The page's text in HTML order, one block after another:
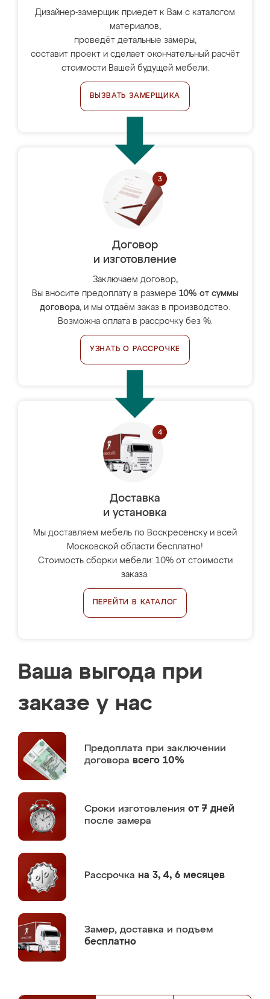
Дизайнер-замерщик приедет к Вам с каталогом
материалов,
проведёт детальные замеры,
составит проект и сделает окончательный расчёт
стоимости Вашей будущей мебели.
ВЫЗВАТЬ ЗАМЕРЩИКА
Договор
и изготовление
Заключаем договор,
Вы вносите предоплату в размере 10% от суммы
договора, и мы отдаём заказ в производство.
Возможна оплата в рассрочку без %.
УЗНАТЬ О РАССРОЧКЕ
Доставка
и установка
Мы доставляем мебель по Воскресенску и всей
Московской области бесплатно!
Стоимость сборки мебели: 10% от стоимости
заказа.
ПЕРЕЙТИ В КАТАЛОГ
Ваша выгода при
заказе у нас
Предоплата при заключении
договора всего 10%
Сроки изготовления от 7 дней
после замера
Рассрочка на 3, 4, 6 месяцев
Замер, доставка и подъем
бесплатно